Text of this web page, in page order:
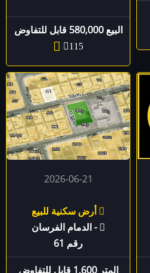
البيع 580,000 قابل للتفاوض
115
2026-06-21
أرض سكنية للبيع
- الدمام الفرسان
رقم ‏61
المتر 1,600 قابل للتفاوض